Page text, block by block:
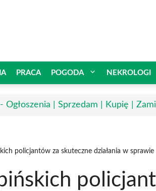
PRACA POGODA NEKROLOGI
Ogłoszenia | Sprzedam | Kupię |
policjantów za skuteczne działania w sprawie